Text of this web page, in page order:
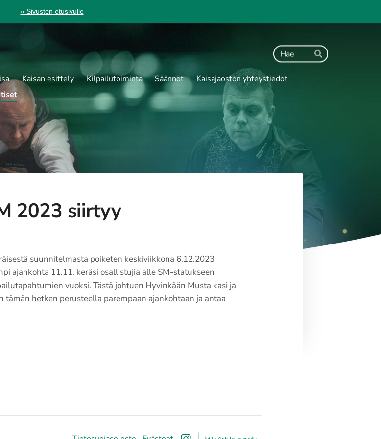
« Sivuston etusivulle
Haku
Hae
Kaisan esittely Kilpailutoiminta Säännöt
Kaisajaoston yhteystiedot
2023 siirtyy
suunnitelmasta poiketen keskiviikkona 6.12.2023
ajankohta 11.11. keräsi osallistujia alle SM-statukseen
vuoksi. Tästä johtuen Hyvinkään Musta kasi ja
tämän hetken perusteella parempaan ajankohtaan ja antaa